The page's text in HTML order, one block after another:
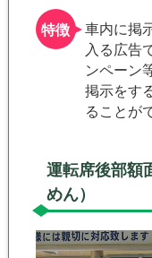
車内に掲
入る広告
ンペーン
掲示をす
ることが
運転席後部額
めん）